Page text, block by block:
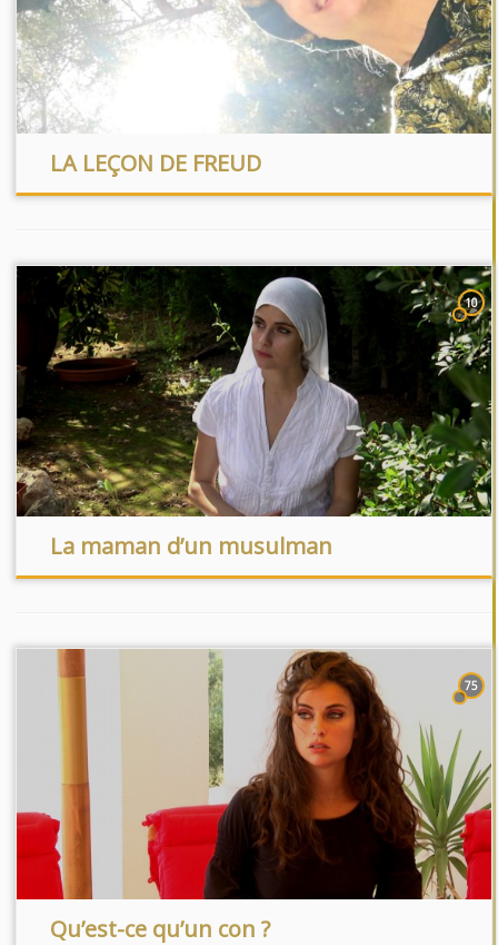
LA LEÇON DE FREUD
10
La maman d’un musulman
75
Qu’est-ce qu’un con ?